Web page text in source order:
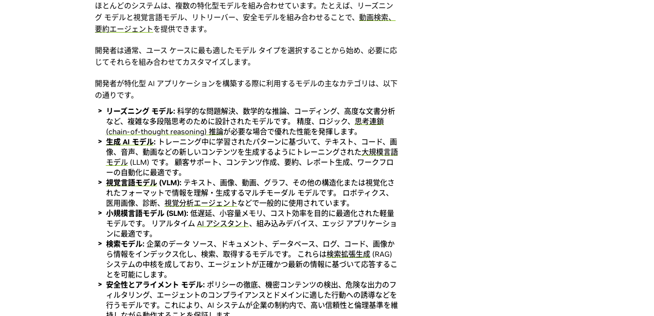
ほとんどのシステムは、複数の特化型モデルを組み合わせています。たとえば、リーズニン
グ モデルと視覚言語モデル、リトリーバー、安全モデルを組み合わせることで、 動画検索、
要約エージェントを提供できます。
開発者は通常、ユース ケースに最も適したモデル タイプを選択することから始め、必要に応
じてそれらを組み合わせてカスタマイズします。
開発者が特化型 AI アプリケーションを構築する際に利用するモデルの主なカテゴリは、以下
の通りです。
リーズニング モデル: 科学的な問題解決、数学的な推論、コーディング、高度な文書分析
など、複雑な多段階思考のために設計されたモデルです。 精度、ロジック、 思考連鎖
(chain-of-thought reasoning) 推論が必要な場合で優れた性能を発揮します。
生成 AI モデル: トレーニング中に学習されたパターンに基づいて、テキスト、コード、画
像、音声、動画などの新しいコンテンツを生成するようにトレーニングされた大規模言語
モデル(LLM) です。 顧客サポート、コンテンツ作成、要約、レポート生成、ワークフロ
ーの自動化に最適です。
視覚言語モデル(VLM): テキスト、画像、動画、グラフ、その他の構造化または視覚化さ
れたフォーマットで情報を理解・生成するマルチモーダル モデルです。 ロボティクス、
医用画像、診断、 視覚分析エージェントなどで一般的に使用されています。
小規模言語モデル (SLM): 低遅延、小容量メモリ、コスト効率を目的に最適化された軽量
モデルです。 リアルタイム AI アシスタント、組み込みデバイス、エッジ アプリケーショ
ンに最適です。
検索モデル: 企業のデータ ソース、ドキュメント、データベース、ログ、コード、画像か
ら情報をインデックス化し、検索、取得するモデルです。 これらは検索拡張生成(RAG)
システムの中核を成しており、エージェントが正確かつ最新の情報に基づいて応答するこ
とを可能にします。
安全性とアライメント モデル: ポリシーの徹底、機密コンテンツの検出、危険な出力のフ
ィルタリング、エージェントのコンプライアンスとドメインに適した行動への誘導などを
行うモデルです。これにより、AI システムが企業の制約内で、高い信頼性と倫理基準を維